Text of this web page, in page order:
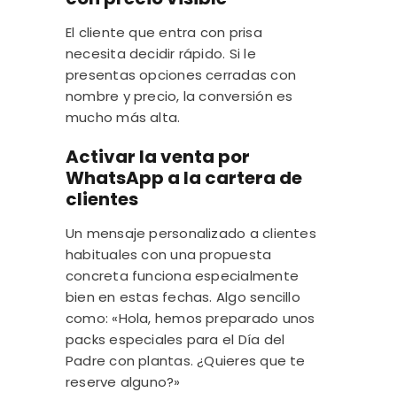
El cliente que entra con prisa
necesita decidir rápido. Si le
presentas opciones cerradas con
nombre y precio, la conversión es
mucho más alta.
Activar la venta por
WhatsApp a la cartera de
clientes
Un mensaje personalizado a clientes
habituales con una propuesta
concreta funciona especialmente
bien en estas fechas. Algo sencillo
como: «Hola, hemos preparado unos
packs especiales para el Día del
Padre con plantas. ¿Quieres que te
reserve alguno?»